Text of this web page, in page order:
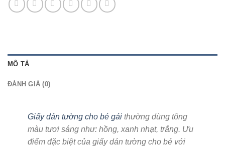
MÔ TẢ
ĐÁNH GIÁ (0)
Giấy dán tường cho bé gái thường dùng tông
màu tươi sáng như: hồng, xanh nhạt, trắng. Ưu
điểm đặc biệt của giấy dán tường cho bé với